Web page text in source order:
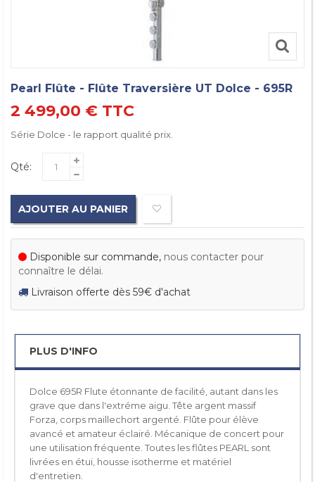
Pearl Flûte - Flûte Traversière UT Dolce - 695R
2 499,00 € TTC
Série Dolce - le rapport qualité prix.
Qté:
AJOUTER AU PANIER
Disponible sur commande, nous contacter pour
connaître le délai.
Livraison offerte dès 59€ d'achat
PLUS D'INFO
Dolce 695R Flute étonnante de facilité, autant dans les
grave que dans l'extréme aigu. Tête argent massif
Forza, corps maillechort argenté. Flûte pour élève
avancé et amateur éclairé. Mécanique de concert pour
une utilisation fréquente. Toutes les flûtes PEARL sont
livrées en étui, housse isotherme et matériel
d'entretien.